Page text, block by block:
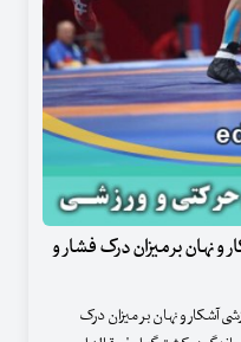
و نهان بر میزان درک فشار و
آشکار و نهان بر میزان درک